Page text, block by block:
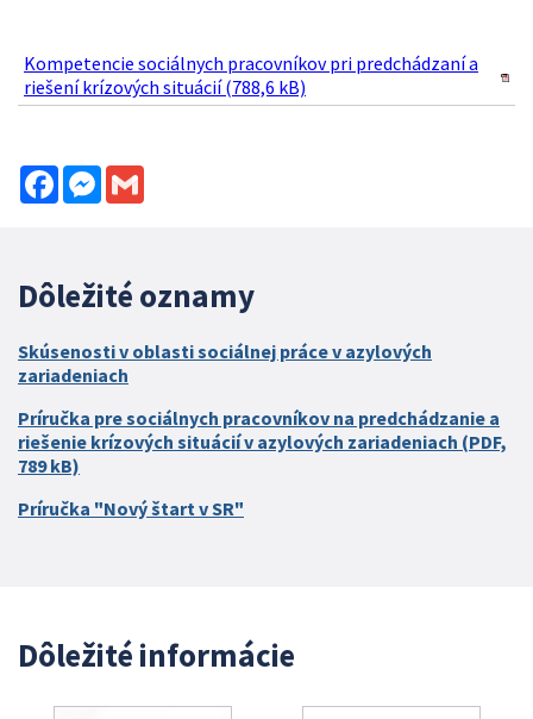
Kompetencie sociálnych pracovníkov pri predchádzaní a
riešení krízových situácií (788,6 kB)
FacebookMessenger
Dôležité oznamy
Skúsenosti v oblasti sociálnej práce v azylových
zariadeniach
Príručka pre sociálnych pracovníkov na predchádzanie a
riešenie krízových situácií v azylových zariadeniach (PDF,
789 kB)
Príručka "Nový štart v SR"
Dôležité informácie